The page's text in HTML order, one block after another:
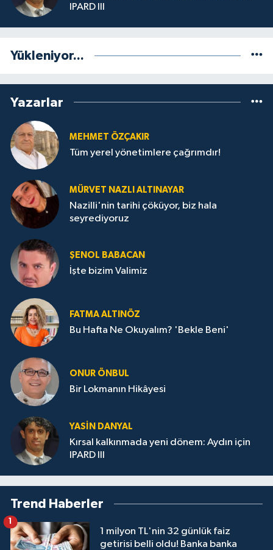
IPARD III
Yükleniyor...
Yazarlar
MEHMET ÖZÇAKIR
Tüm yerel yönetimlere çağrımdır!
MÜRVET NAZLI ALTINAYAR
Nazilli'nin tarihi çöküyor, biz hala
seyrediyoruz
ŞENOL BABACAN
İşte bizim Valimiz
FATMA ALTINÖZ
Bu Hafta Ne Okuyalım? 'Bekle Beni'
ONUR ÖNBUL
Bir Lokmanın Hikâyesi
YASIN DANYAL
Kırsal kalkınmada yeni dönem: Aydın için
IPARD III
Trend Haberler
1 milyon TL'nin 32 günlük faiz
getirisi belli oldu! Banka banka
1